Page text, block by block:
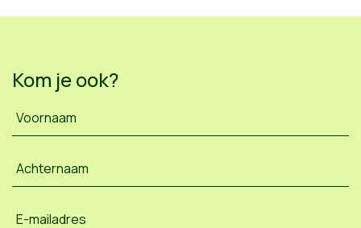
Kom je ook?
Voornaam
Achternaam
E-mailadres